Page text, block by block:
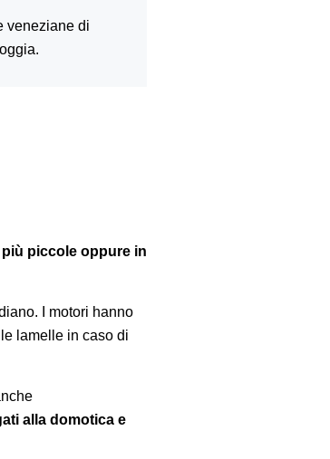
veneziane di
piccole oppure in
I motori hanno
lamelle in caso di
alla domotica e